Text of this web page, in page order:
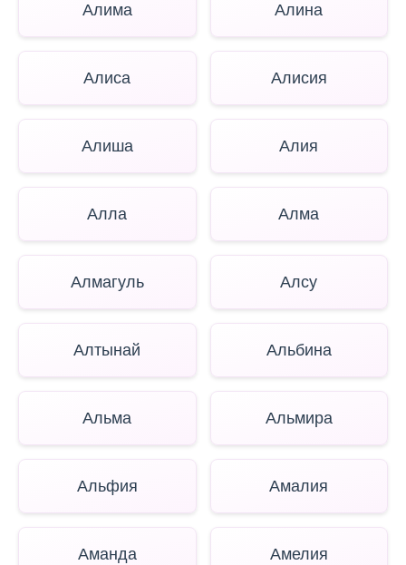
Алима Алина
Алиса Алисия
Алиша Алия
Алла Алма
Алмагуль Алсу
Алтынай Альбина
Альма Альмира
Альфия Амалия
Аманда Амелия